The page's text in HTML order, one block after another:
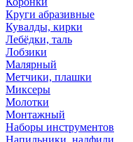
Круги абразивные
Кувалды, кирки
Лебёдки, таль
Лобзики
Малярный
Метчики, плашки
Миксеры
Молотки
Монтажный
Наборы инструментов
Напильники, надфили